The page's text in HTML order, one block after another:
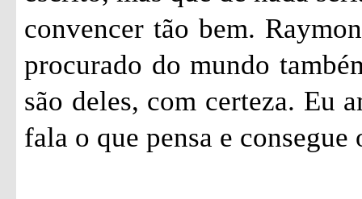
convencer tão bem.
procurado do mundo
são deles, com certeza. Eu
fala o que pensa e consegue